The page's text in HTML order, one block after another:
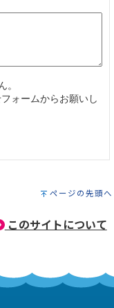
ページの先頭へ
このサイトについて